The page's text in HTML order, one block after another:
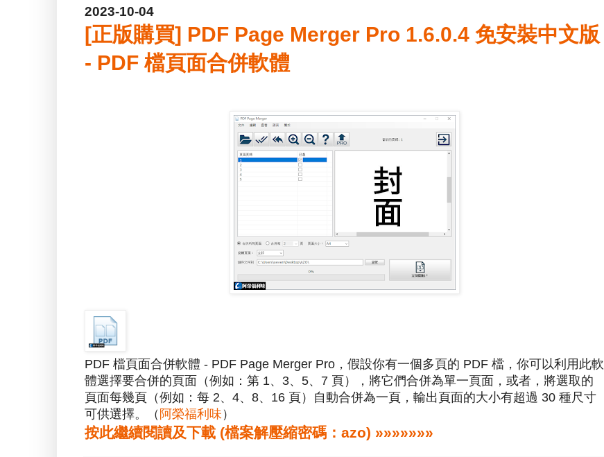
2023-10-04
[正版購買] PDF Page Merger Pro 1.6.0.4 免安裝中文版
- PDF 檔頁面合併軟體
PDF 檔頁面合併軟體 - PDF Page Merger Pro，假設你有一個多頁的 PDF 檔，你可以利用此軟
體選擇要合併的頁面（例如：第 1、3、5、7 頁），將它們合併為單一頁面，或者，將選取的
頁面每幾頁（例如：每 2、4、8、16 頁）自動合併為一頁，輸出頁面的大小有超過 30 種尺寸
可供選擇。（ 阿榮福利味 ）
按此繼續閱讀及下載 (檔案解壓縮密碼：azo) »»»»»»»